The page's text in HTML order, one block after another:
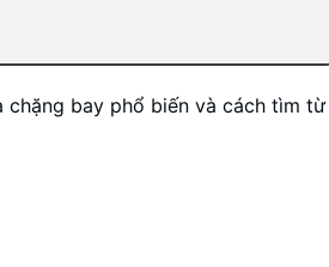
chặng bay phổ biến và cách tìm từ